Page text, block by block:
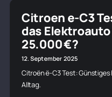
Citroen e-C3
das
25.000 €?
12. September 2025
Citroën ë-C3 Test:
Alltag.